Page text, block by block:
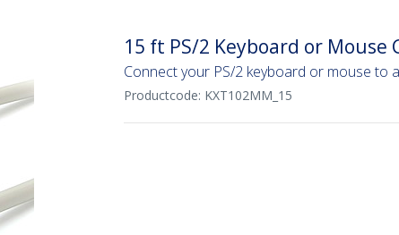
15 ft PS/2 Keyboard or Mouse
Connect your PS/2 keyboard or mouse to
Productcode: KXT102MM_15